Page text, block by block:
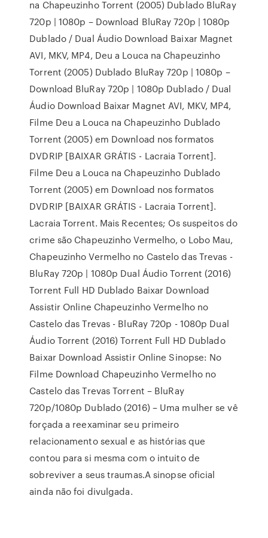
na Chapeuzinho Torrent (2005) Dublado BluRay
720p | 1080p – Download BluRay 720p | 1080p
Dublado / Dual Áudio Download Baixar Magnet
AVI, MKV, MP4, Deu a Louca na Chapeuzinho
Torrent (2005) Dublado BluRay 720p | 1080p –
Download BluRay 720p | 1080p Dublado / Dual
Áudio Download Baixar Magnet AVI, MKV, MP4,
Filme Deu a Louca na Chapeuzinho Dublado
Torrent (2005) em Download nos formatos
DVDRIP [BAIXAR GRÁTIS - Lacraia Torrent].
Filme Deu a Louca na Chapeuzinho Dublado
Torrent (2005) em Download nos formatos
DVDRIP [BAIXAR GRÁTIS - Lacraia Torrent].
Lacraia Torrent. Mais Recentes; Os suspeitos do
crime são Chapeuzinho Vermelho, o Lobo Mau,
Chapeuzinho Vermelho no Castelo das Trevas -
BluRay 720p | 1080p Dual Áudio Torrent (2016)
Torrent Full HD Dublado Baixar Download
Assistir Online Chapeuzinho Vermelho no
Castelo das Trevas - BluRay 720p - 1080p Dual
Áudio Torrent (2016) Torrent Full HD Dublado
Baixar Download Assistir Online Sinopse: No
Filme Download Chapeuzinho Vermelho no
Castelo das Trevas Torrent – BluRay
720p/1080p Dublado (2016) – Uma mulher se vê
forçada a reexaminar seu primeiro
relacionamento sexual e as histórias que
contou para si mesma com o intuito de
sobreviver a seus traumas.A sinopse oficial
ainda não foi divulgada.